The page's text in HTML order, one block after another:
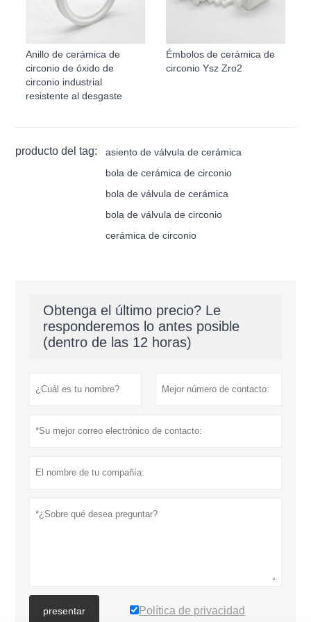
Anillo de cerámica de
circonio de óxido de
circonio industrial
resistente al desgaste
Émbolos de cerámica de
circonio Ysz Zro2
producto del tag:
asiento de válvula de cerámica
bola de cerámica de circonio
bola de válvula de cerámica
bola de válvula de circonio
cerámica de circonio
Obtenga el último precio? Le
responderemos lo antes posible
(dentro de las 12 horas)
presentar Política de privacidad